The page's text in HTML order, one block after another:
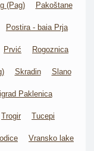
(Pag) Pakoštane
Postira - baia Prja
Prvić Rogoznica
Skradin Slano
Paklenica
Trogir Tucepi
Vransko lake